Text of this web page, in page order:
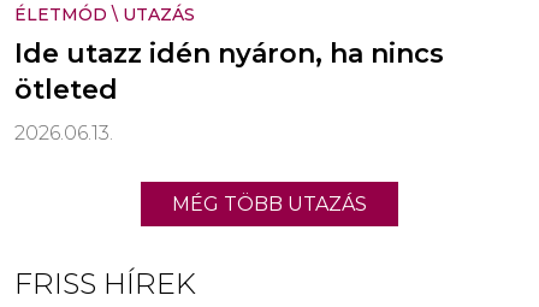
ÉLETMÓD \ UTAZÁS
Ide utazz idén nyáron, ha nincs
ötleted
2026.06.13.
MÉG TÖBB UTAZÁS
FRISS HÍREK